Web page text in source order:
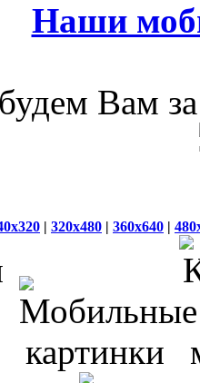
Наши
Вам за
| 320x480 | 360x640 |